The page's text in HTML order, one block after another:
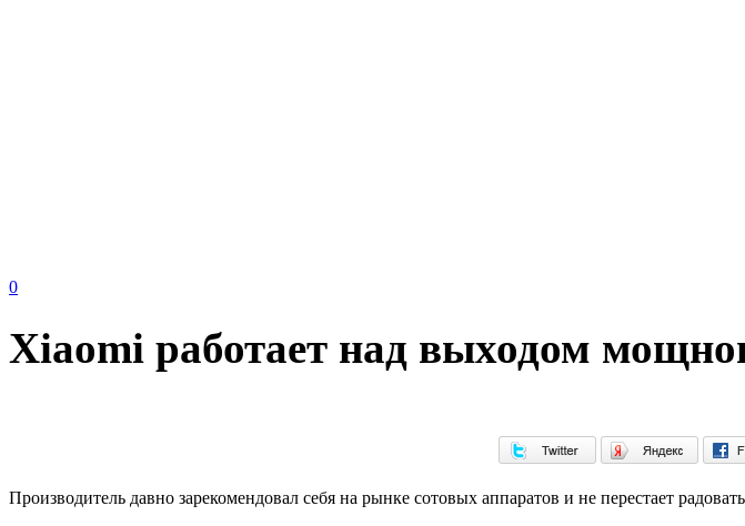
0
Xiaomi работает над выходом
Производитель давно зарекомендовал себя на рынке сотовых аппаратов и не перестает